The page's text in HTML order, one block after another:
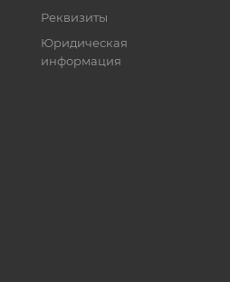
Реквизиты
Юридическая
информация